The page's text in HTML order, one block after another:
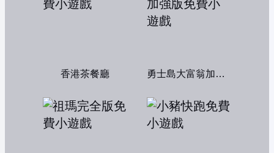
香港茶餐廳 勇士島大富翁加強版